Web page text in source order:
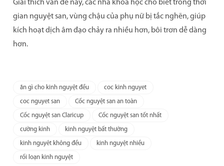
Giải thích vấn đề này, các nhà khoa học cho biết trong thời
gian nguyệt san, vùng chậu của phụ nữ bị tắc nghẽn, giúp
kích hoạt dịch âm đạo chảy ra nhiều hơn, bôi trơn dễ dàng
hơn.
ăn gì cho kinh nguyệt đều coc kinh nguyet
coc nguyet san Cốc nguyệt san an toàn
Cốc nguyệt san Claricup Cốc nguyệt san tốt nhất
cường kinh kinh nguyệt bất thường
kinh nguyêt không đều kinh nguyệt nhiều
rối loạn kinh nguyệt